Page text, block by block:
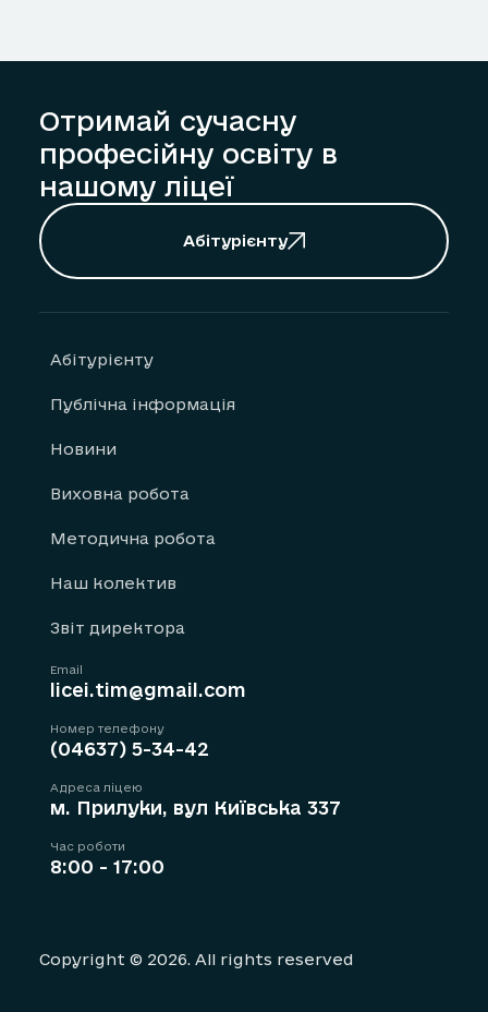
Отримай сучасну
професійну освіту в
нашому ліцеї
Абітурієнту
Абітурієнту
Публічна інформація
Новини
Виховна робота
Методична робота
Наш колектив
Звіт директора
Email
licei.tim@gmail.com
Номер телефону
(04637) 5-34-42
Адреса ліцею
м. Прилуки, вул Київська 337
Час роботи
8:00 - 17:00
Copyright © 2026. All rights reserved